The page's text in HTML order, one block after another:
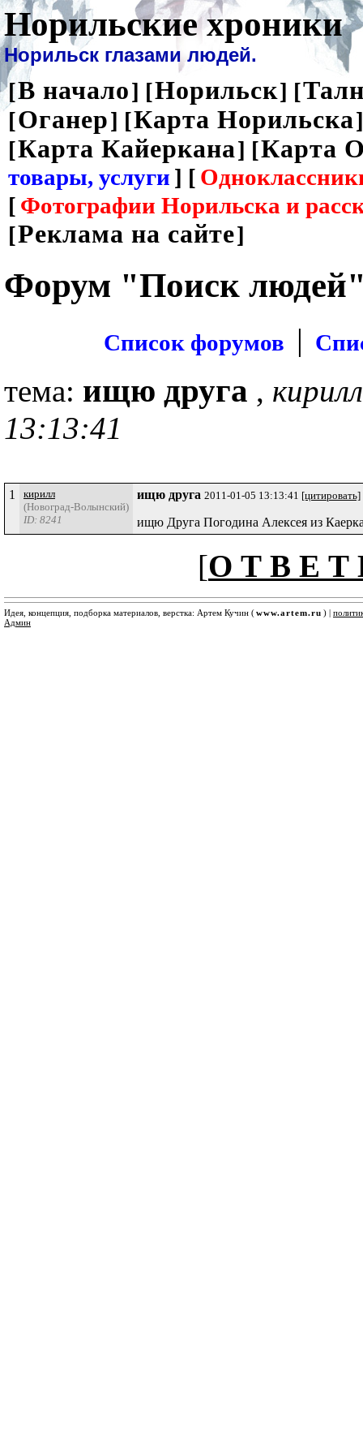
Норильские хроники
Норильск глазами людей.
[В начало] [Норильск] [
[Оганер] [Карта Норильска
[Карта Кайеркана] [Карта
товары, услуги ] [
[ Фотографии Норильска и
[Реклама на сайте]
Форум "Поиск
Список форумов |
тема: ищю друга ,
13:13:41
1
кирилл
(Новоград-Волынский)
ID: 8241
ищю друга 2011-01-05 13:13:41 [цитировать]
ищю Друга Погодина Алексея из
[О Т В Е Т
Идея, концепция, подборка материалов, верстка: Артем Кучин (www.artem.ru ) |
Админ